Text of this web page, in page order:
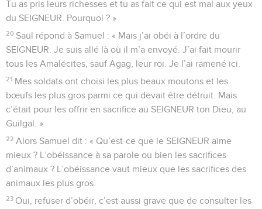
Tu as pris leurs richesses et tu as fait ce qui est mal aux yeux
du SEIGNEUR. Pourquoi ? »
20 Saül répond à Samuel : « Mais j’ai obéi à l’ordre du
SEIGNEUR. Je suis allé là où il m’a envoyé. J’ai fait mourir
tous les Amalécites, sauf Agag, leur roi. Je l’ai ramené ici.
21 Mes soldats ont choisi les plus beaux moutons et les
bœufs les plus gros parmi ce qui devait être détruit. Mais
c’était pour les offrir en sacrifice au SEIGNEUR ton Dieu, au
Guilgal. »
22 Alors Samuel dit : « Qu’est-ce que le SEIGNEUR aime
mieux ? L’obéissance à sa parole ou bien les sacrifices
d’animaux ? L’obéissance vaut mieux que les sacrifices des
animaux les plus gros.
23 Oui, refuser d’obéir, c’est aussi grave que de consulter les